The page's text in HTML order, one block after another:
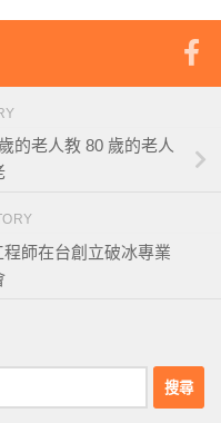
的老人教 80 歲的老人
師在台創立破冰專業